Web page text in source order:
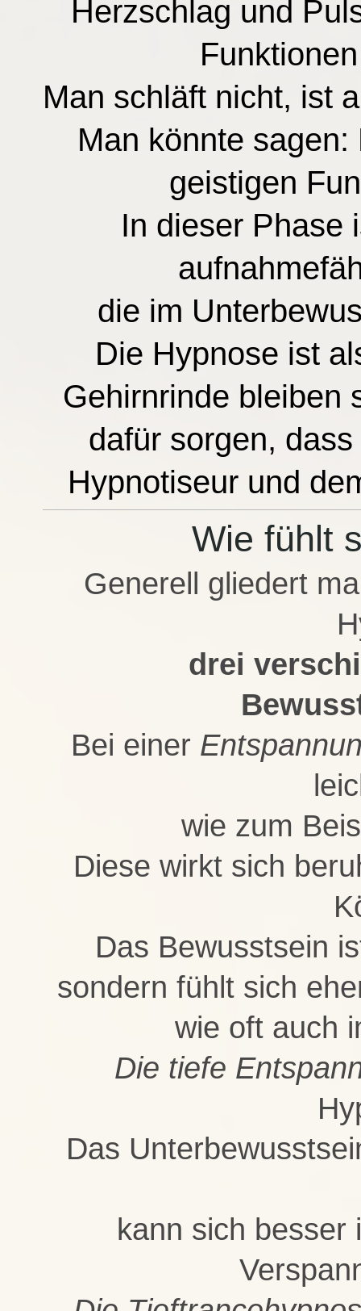
Herzschlag und
Man schläft nicht, ist
Man könnte
geistigen
In dieser Phase
die im
Die Hypnose ist
Gehirnrinde bleiben
dafür sorgen,
Hypnotiseur und
Wie fühlt
Generell gliedert
drei
Bei einer
wie zum
Diese wirkt sich
Das Bewusstsein
sondern fühlt sich
wie oft auch
Die tiefe
Das
kann sich